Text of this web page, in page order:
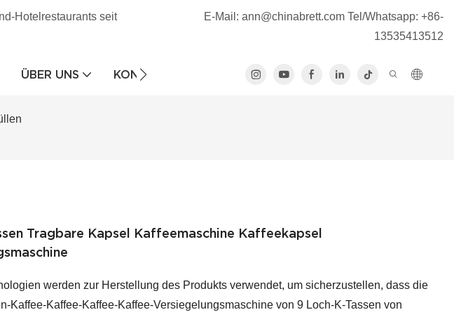
Hotelrestaurants seit
E-Mail: ann@chinabrett.com Tel/Whatsapp: +86-
13535413512
ÜBER UNS KONTAKTIEREN SIE UNS
Tragbare Kapsel Kaffeemaschine Kaffeekapsel
werden zur Herstellung des Produkts verwendet, um sicherzustellen, dass die
Kaffee-Kaffee-Kaffee-Kaffee-Versiegelungsmaschine von 9 Loch-K-Tassen von